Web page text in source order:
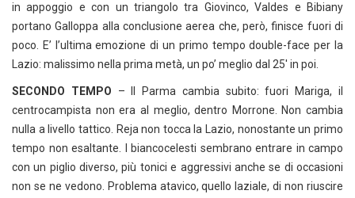
in appoggio e con un triangolo tra Giovinco, Valdes e Bibiany
portano Galloppa alla conclusione aerea che, però, finisce fuori di
poco. E’ l’ultima emozione di un primo tempo double-face per la
Lazio: malissimo nella prima metà, un po’ meglio dal 25′ in poi.
SECONDO TEMPO – Il Parma cambia subito: fuori Mariga, il
centrocampista non era al meglio, dentro Morrone. Non cambia
nulla a livello tattico. Reja non tocca la Lazio, nonostante un primo
tempo non esaltante. I biancocelesti sembrano entrare in campo
con un piglio diverso, più tonici e aggressivi anche se di occasioni
non se ne vedono. Problema atavico, quello laziale, di non riuscire